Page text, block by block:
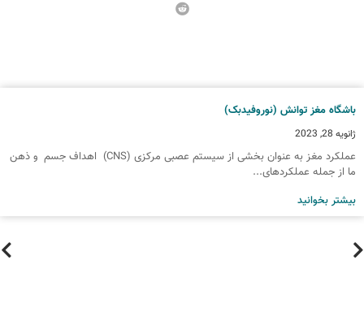
باشگاه مغز توانش (نوروفیدبک)
ژانویه 28, 2023
عملکرد مغز به عنوان بخشی از سیستم عصبی مرکزی (CNS) اهداف جسم و ذهن
ما از جمله عملکردهای...
بیشتر بخوانید